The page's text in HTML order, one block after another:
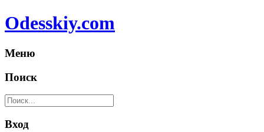
Odesskiy.com
Меню
Поиск
Вход